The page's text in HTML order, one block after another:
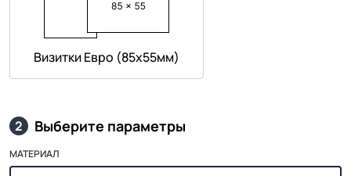
Визитки Евро (85х55мм)
2 Выберите параметры
МАТЕРИАЛ